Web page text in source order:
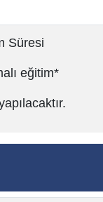
Süresi
eğitim*